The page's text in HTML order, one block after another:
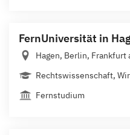
FernUniversität in
Hagen, Berlin, Frankfurt
Rechtswissenschaft,
Fernstudium